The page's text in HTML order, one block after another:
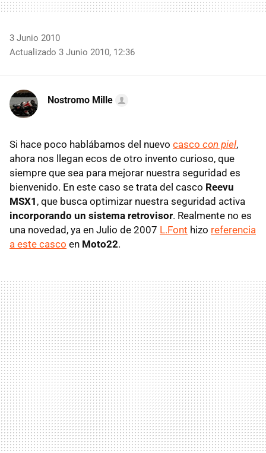
3 Junio 2010
Actualizado 3 Junio 2010, 12:36
Nostromo Mille
Si hace poco hablábamos del nuevo casco con piel,
ahora nos llegan ecos de otro invento curioso, que
siempre que sea para mejorar nuestra seguridad es
bienvenido. En este caso se trata del casco Reevu
MSX1 , que busca optimizar nuestra seguridad activa
incorporando un sistema retrovisor. Realmente no es
una novedad, ya en Julio de 2007 L.Font hizo referencia
a este casco en Moto22.